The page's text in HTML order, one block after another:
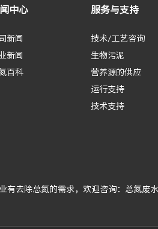
中心
新闻
新闻
百科
服务与支持
技术/工艺咨询
生物污泥
营养源的供应
运行支持
技术支持
有去除总氮的需求，欢迎咨询：总氮废